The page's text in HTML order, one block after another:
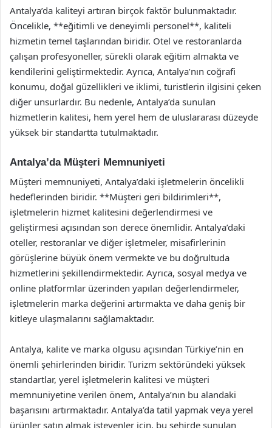
Antalya’da kaliteyi artıran birçok faktör bulunmaktadır.
Öncelikle, **eğitimli ve deneyimli personel**, kaliteli
hizmetin temel taşlarından biridir. Otel ve restoranlarda
çalışan profesyoneller, sürekli olarak eğitim almakta ve
kendilerini geliştirmektedir. Ayrıca, Antalya’nın coğrafi
konumu, doğal güzellikleri ve iklimi, turistlerin ilgisini çeken
diğer unsurlardır. Bu nedenle, Antalya’da sunulan
hizmetlerin kalitesi, hem yerel hem de uluslararası düzeyde
yüksek bir standartta tutulmaktadır.
Antalya’da Müşteri Memnuniyeti
Müşteri memnuniyeti, Antalya’daki işletmelerin öncelikli
hedeflerinden biridir. **Müşteri geri bildirimleri**,
işletmelerin hizmet kalitesini değerlendirmesi ve
geliştirmesi açısından son derece önemlidir. Antalya’daki
oteller, restoranlar ve diğer işletmeler, misafirlerinin
görüşlerine büyük önem vermekte ve bu doğrultuda
hizmetlerini şekillendirmektedir. Ayrıca, sosyal medya ve
online platformlar üzerinden yapılan değerlendirmeler,
işletmelerin marka değerini artırmakta ve daha geniş bir
kitleye ulaşmalarını sağlamaktadır.
Antalya, kalite ve marka olgusu açısından Türkiye’nin en
önemli şehirlerinden biridir. Turizm sektöründeki yüksek
standartlar, yerel işletmelerin kalitesi ve müşteri
memnuniyetine verilen önem, Antalya’nın bu alandaki
başarısını artırmaktadır. Antalya’da tatil yapmak veya yerel
ürünler satın almak isteyenler için, bu şehirde sunulan